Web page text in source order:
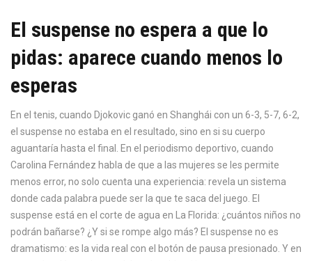
El suspense no espera a que lo
pidas: aparece cuando menos lo
esperas
En el tenis, cuando Djokovic ganó en Shanghái con un 6-3, 5-7, 6-2,
el suspense no estaba en el resultado, sino en si su cuerpo
aguantaría hasta el final. En el periodismo deportivo, cuando
Carolina Fernández habla de que a las mujeres se les permite
menos error, no solo cuenta una experiencia: revela un sistema
donde cada palabra puede ser la que te saca del juego. El
suspense está en el corte de agua en La Florida: ¿cuántos niños no
podrán bañarse? ¿Y si se rompe algo más? El suspense no es
dramatismo: es la vida real con el botón de pausa presionado. Y en